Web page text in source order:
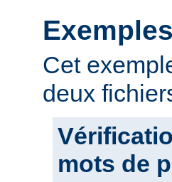
Exemples
Cet
deux
mots de